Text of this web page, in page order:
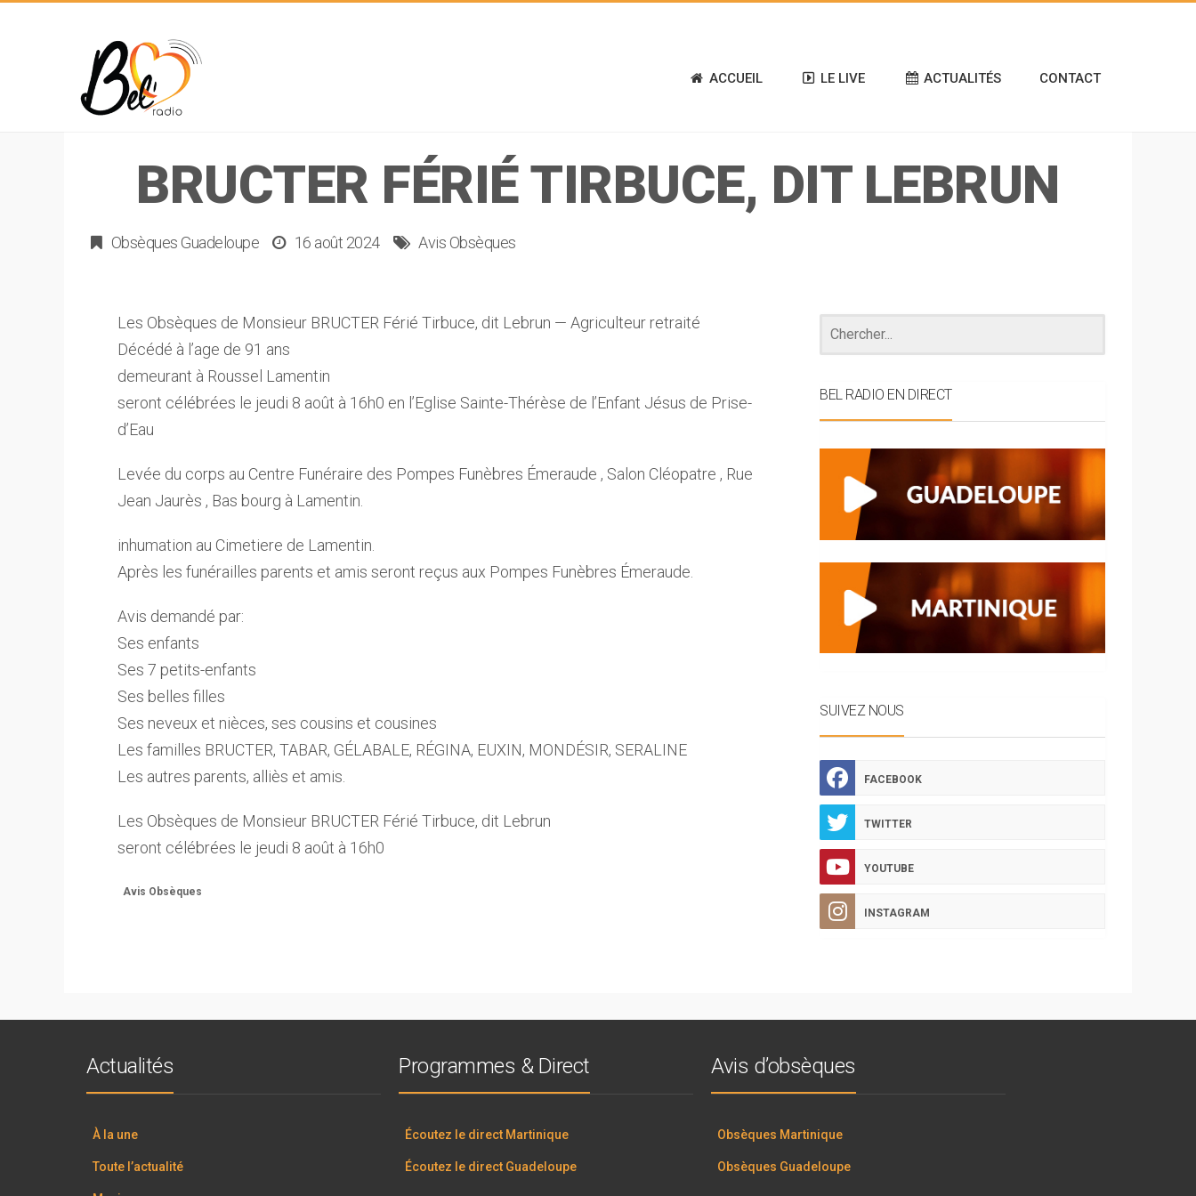
ACCUEIL LE LIVE ACTUALITÉS CONTACT
BRUCTER FÉRIÉ TIRBUCE, DIT LEBRUN
Obsèques Guadeloupe 16 août 2024 Avis Obsèques
Les Obsèques de Monsieur BRUCTER Férié Tirbuce, dit Lebrun — Agriculteur retraité
Décédé à l’age de 91 ans
demeurant à Roussel Lamentin
seront célébrées le jeudi 8 août à 16h0 en l’Eglise Sainte-Thérèse de l’Enfant Jésus de Prise-
d’Eau
Levée du corps au Centre Funéraire des Pompes Funèbres Émeraude , Salon Cléopatre , Rue
Jean Jaurès , Bas bourg à Lamentin.
inhumation au Cimetiere de Lamentin.
Après les funérailles parents et amis seront reçus aux Pompes Funèbres Émeraude.
Avis demandé par:
Ses enfants
Ses 7 petits-enfants
Ses belles filles
Ses neveux et nièces, ses cousins et cousines
Les familles BRUCTER, TABAR, GÉLABALE, RÉGINA, EUXIN, MONDÉSIR, SERALINE
Les autres parents, alliès et amis.
Les Obsèques de Monsieur BRUCTER Férié Tirbuce, dit Lebrun
seront célébrées le jeudi 8 août à 16h0
Avis Obsèques
BEL RADIO EN DIRECT
SUIVEZ NOUS
FACEBOOK
TWITTER
YOUTUBE
INSTAGRAM
Actualités
À la une
Toute l’actualité
Programmes & Direct
Écoutez le direct Martinique
Écoutez le direct Guadeloupe
Avis d’obsèques
Obsèques Martinique
Obsèques Guadeloupe